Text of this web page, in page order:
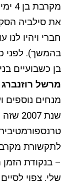
את סילביה
חברי ויהיו
בהמשך). לפני
בן כשבועיים
מרשל רוזנברג
מנחים
שנת
לתקשורת
– בנקודת הזמן
שלי. צפוי